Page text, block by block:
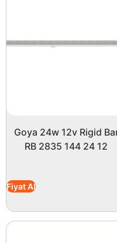
Goya 24w 12v Rigid
RB 2835 144 24 12
Fiyat Al